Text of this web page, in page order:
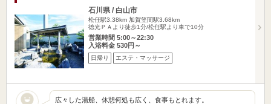
石川県 / 白山市
松任駅3.38km 加賀笠間駅3.68km
徳光ＰＡより徒歩1分/松任駅より車で10分
営業時間 5:00～22:30
入浴料金 530円～
日帰り エステ・マッサージ
広々した湯船、休憩何処も広く、食事もとれます。